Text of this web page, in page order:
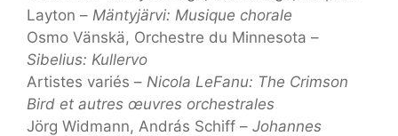
Layton – Mäntyjärvi: Musique chorale
Osmo Vänskä, Orchestre du Minnesota –
Sibelius: Kullervo
Artistes variés – Nicola LeFanu: The Crimson
Bird et autres œuvres orchestrales
Jörg Widmann, András Schiff – Johannes